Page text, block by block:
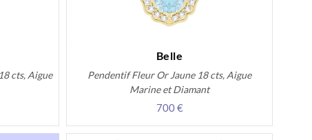
cts, Aigue
Belle
Pendentif Fleur Or Jaune 18 cts, Aigue
Marine et Diamant
700 €